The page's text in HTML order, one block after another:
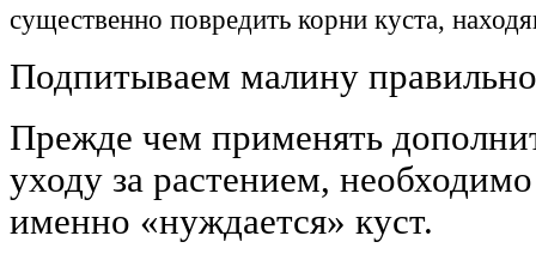
существенно повредить корни куста,
Подпитываем малину правильно
Прежде чем применять
уходу за растением,
именно «нуждается» куст.